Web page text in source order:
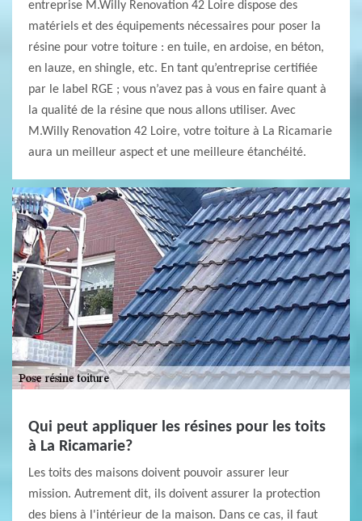
entreprise M.Willy Renovation 42 Loire dispose des
matériels et des équipements nécessaires pour poser la
résine pour votre toiture : en tuile, en ardoise, en béton,
en lauze, en shingle, etc. En tant qu’entreprise certifiée
par le label RGE ; vous n’avez pas à vous en faire quant à
la qualité de la résine que nous allons utiliser. Avec
M.Willy Renovation 42 Loire, votre toiture à La Ricamarie
aura un meilleur aspect et une meilleure étanchéité.
Qui peut appliquer les résines pour les toits
à La Ricamarie?
Les toits des maisons doivent pouvoir assurer leur
mission. Autrement dit, ils doivent assurer la protection
des biens à l'intérieur de la maison. Dans ce cas, il faut